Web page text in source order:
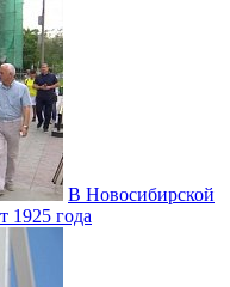
В Новосибирской
1925 года